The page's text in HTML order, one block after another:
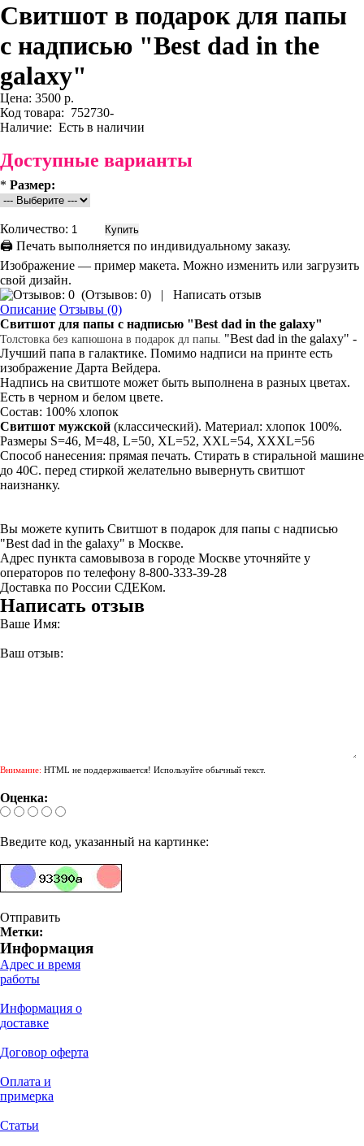
Свитшот в подарок для папы
с надписью "Best dad in the
galaxy"
Цена: 3500 р.
Код товара: 752730-
Наличие: Есть в наличии
Доступные варианты
* Размер:
Количество:
🖨 Печать выполняется по индивидуальному заказу.
Изображение — пример макета. Можно изменить или загрузить
свой дизайн.
(Отзывов: 0) |
Написать отзыв
Описание Отзывы (0)
Свитшот для папы с надписью "Best dad in the galaxy"
Толстовка без капюшона в подарок дл папы. "Best dad in the galaxy" -
Лучший папа в галактике. Помимо надписи на принте есть
изображение Дарта Вейдера.
Надпись на свитшоте может быть выполнена в разных цветах.
Есть в черном и белом цвете.
Состав: 100% хлопок
Свитшот мужской (классический). Материал: хлопок 100%.
Размеры S=46, M=48, L=50, XL=52, XXL=54, XXXL=56
Способ нанесения: прямая печать. Стирать в стиральной машине
до 40С. перед стиркой желательно вывернуть свитшот
наизнанку.
Вы можете купить Свитшот в подарок для папы с надписью
"Best dad in the galaxy" в Москве.
Адрес пункта самовывоза в городе Москве уточняйте у
операторов по телефону 8-800-333-39-28
Доставка по России СДЕКом.
Написать отзыв
Ваше Имя:
Ваш отзыв:
Внимание: HTML не поддерживается! Используйте обычный текст.
Оценка:
Введите код, указанный на картинке:
Отправить
Метки:
Информация
Адрес и время
работы
Информация о
доставке
Договор оферта
Оплата и
примерка
Статьи